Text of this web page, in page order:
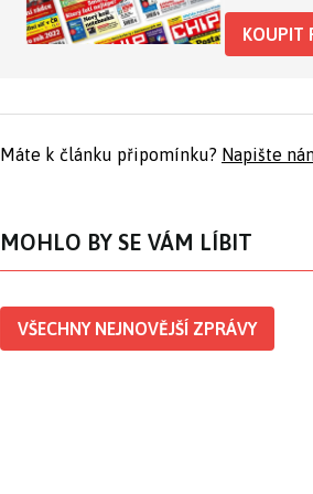
KOUPIT
Máte k článku připomínku? Napište
MOHLO BY SE VÁM LÍBIT
VŠECHNY NEJNOVĚJŠÍ ZPRÁVY